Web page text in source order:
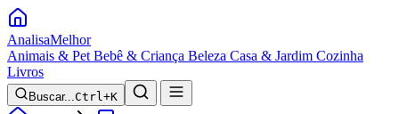
AnalisaMelhor
Animais & Pet Bebê & Criança Beleza Casa & Jardim Cozinha
Livros
Buscar...Ctrl+K